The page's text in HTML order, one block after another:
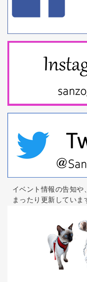
イベント情報の告知や
まったり更新していま